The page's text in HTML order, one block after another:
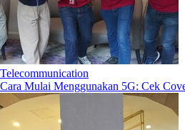
Telecommunication
Cara Mulai Menggunakan 5G: Cek